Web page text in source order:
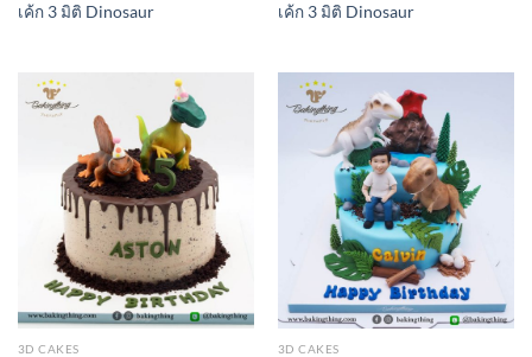
เค้ก 3 มิติ Dinosaur เค้ก 3 มิติ Dinosaur
3D CAKES 3D CAKES